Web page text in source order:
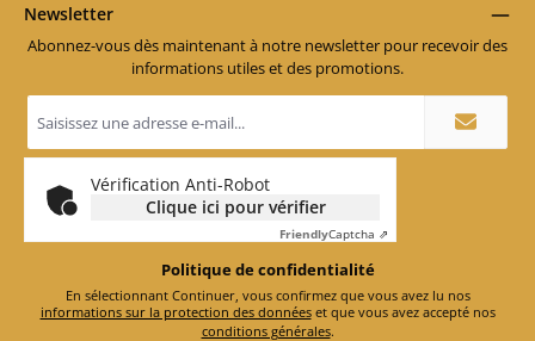
Newsletter
Abonnez-vous dès maintenant à notre newsletter pour recevoir des
informations utiles et des promotions.
e-
mail
*
Vérification Anti-Robot
Clique ici pour vérifier
FriendlyCaptcha ⇗
Politique de confidentialité
En sélectionnant Continuer, vous confirmez que vous avez lu nos
informations sur la protection des données
et que vous avez accepté nos
conditions générales.